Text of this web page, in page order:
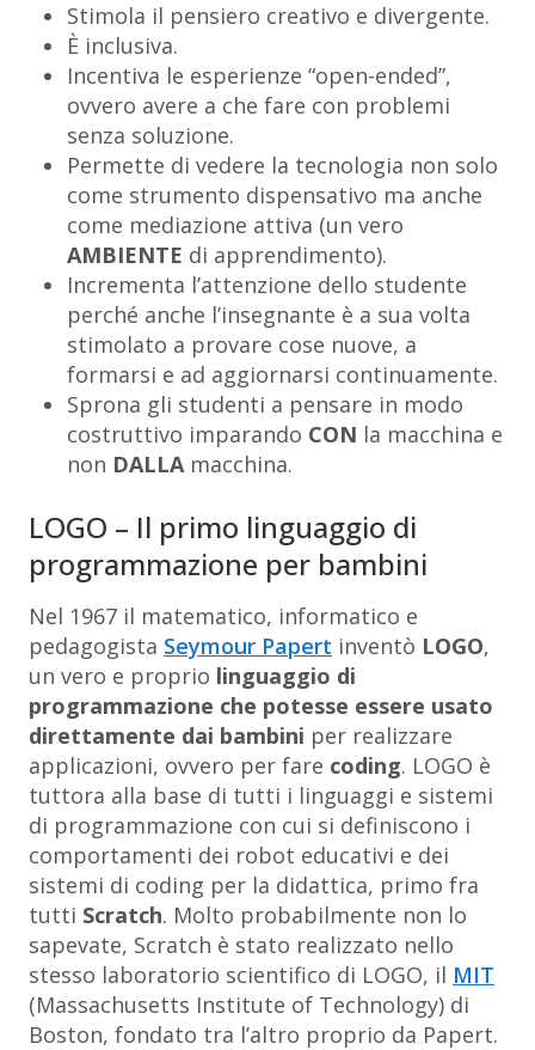
Stimola il pensiero creativo e divergente.
È inclusiva.
Incentiva le esperienze “open-ended”,
ovvero avere a che fare con problemi
senza soluzione.
Permette di vedere la tecnologia non solo
come strumento dispensativo ma anche
come mediazione attiva (un vero
AMBIENTE di apprendimento).
Incrementa l’attenzione dello studente
perché anche l’insegnante è a sua volta
stimolato a provare cose nuove, a
formarsi e ad aggiornarsi continuamente.
Sprona gli studenti a pensare in modo
costruttivo imparando CON la macchina e
non DALLAmacchina.
LOGO – Il primo linguaggio di
programmazione per bambini
Nel 1967 il matematico, informatico e
pedagogista Seymour Papert inventò LOGO,
un vero e proprio linguaggio di
programmazione che potesse essere usato
direttamente dai bambini per realizzare
applicazioni, ovvero per fare coding. LOGO è
tuttora alla base di tutti i linguaggi e sistemi
di programmazione con cui si definiscono i
comportamenti dei robot educativi e dei
sistemi di coding per la didattica, primo fra
tutti Scratch. Molto probabilmente non lo
sapevate, Scratch è stato realizzato nello
stesso laboratorio scientifico di LOGO, il MIT
(Massachusetts Institute of Technology) di
Boston, fondato tra l’altro proprio da Papert.